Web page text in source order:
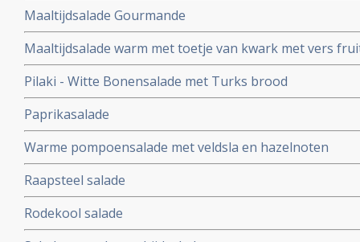
Maaltijdsalade Gourmande
Maaltijdsalade warm met toetje van kwark met vers
Pilaki - Witte Bonensalade met Turks brood
Paprikasalade
Warme pompoensalade met veldsla en hazelnoten
Raapsteel salade
Rodekool salade